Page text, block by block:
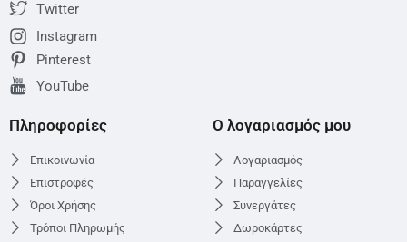
Twitter
Instagram
Pinterest
YouTube
Πληροφορίες
Επικοινωνία
Επιστροφές
Όροι Χρήσης
Τρόποι Πληρωμής
Ο λογαριασμός μου
Λογαριασμός
Παραγγελίες
Συνεργάτες
Δωροκάρτες